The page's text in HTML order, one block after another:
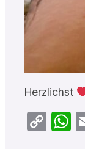
Herzlichst